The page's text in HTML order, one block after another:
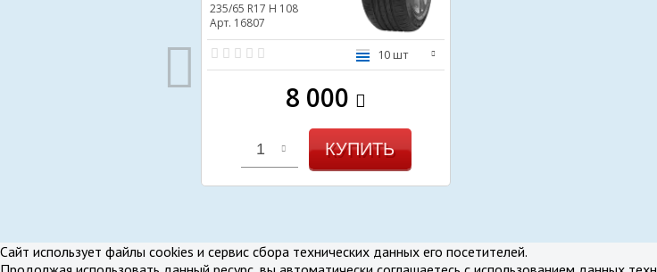
235/65 R17 H 108
Арт. 16807
10 шт
8 000
1 КУПИТЬ
В избранное В сравнение
Сайт использует файлы cookies и сервис сбора технических данных его посетителей.